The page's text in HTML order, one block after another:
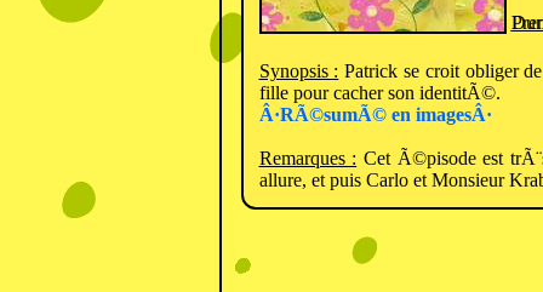
Synopsis : Patrick se croit obliger
fille pour cacher son identitÃ©.
Â·RÃ©sumÃ© en imagesÂ·
Remarques : Cet Ã©pisode est
allure, et puis Carlo et Monsieur